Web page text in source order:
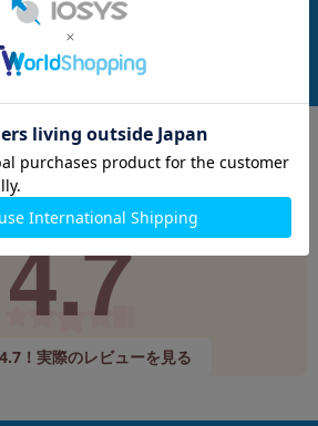
: 箱/マニュアル
品 9,980 円
Googleレビュー
9,520件 (12/24時点)
4.7
！実際のレビューを見る